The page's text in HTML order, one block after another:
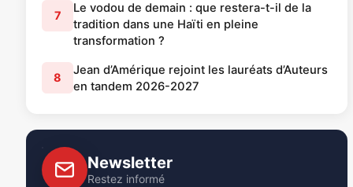
7
Le vodou de demain : que restera-t-il de la
tradition dans une Haïti en pleine
transformation ?
8
Jean d’Amérique rejoint les lauréats d’Auteurs
en tandem 2026-2027
Newsletter
Restez informé